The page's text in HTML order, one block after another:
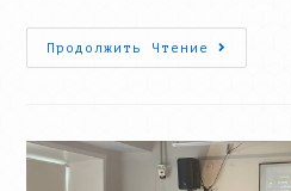
Продолжить Чтение
IT-
На